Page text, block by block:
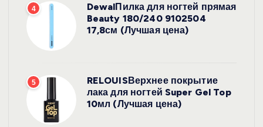
4
DewalПилка для ногтей прямая
Beauty 180/240 9102504
17,8см (Лучшая цена)
5
RELOUISВерхнее покрытие
лака для ногтей Super Gel Top
10мл (Лучшая цена)